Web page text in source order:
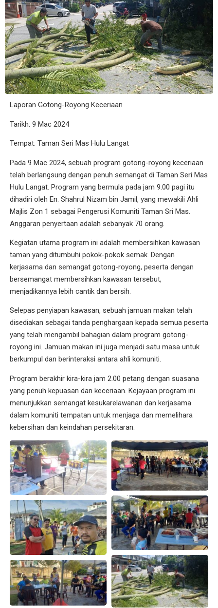
Laporan Gotong-Royong Keceriaan
Tarikh: 9 Mac 2024
Tempat: Taman Seri Mas Hulu Langat
Pada 9 Mac 2024, sebuah program gotong-royong keceriaan
telah berlangsung dengan penuh semangat di Taman Seri Mas
Hulu Langat. Program yang bermula pada jam 9.00 pagi itu
dihadiri oleh En. Shahrul Nizam bin Jamil, yang mewakili Ahli
Majlis Zon 1 sebagai Pengerusi Komuniti Taman Sri Mas.
Anggaran penyertaan adalah sebanyak 70 orang.
Kegiatan utama program ini adalah membersihkan kawasan
taman yang ditumbuhi pokok-pokok semak. Dengan
kerjasama dan semangat gotong-royong, peserta dengan
bersemangat membersihkan kawasan tersebut,
menjadikannya lebih cantik dan bersih.
Selepas penyiapan kawasan, sebuah jamuan makan telah
disediakan sebagai tanda penghargaan kepada semua peserta
yang telah mengambil bahagian dalam program gotong-
royong ini. Jamuan makan ini juga menjadi satu masa untuk
berkumpul dan berinteraksi antara ahli komuniti.
Program berakhir kira-kira jam 2.00 petang dengan suasana
yang penuh kepuasan dan keceriaan. Kejayaan program ini
menunjukkan semangat kesukarelawanan dan kerjasama
dalam komuniti tempatan untuk menjaga dan memelihara
kebersihan dan keindahan persekitaran.